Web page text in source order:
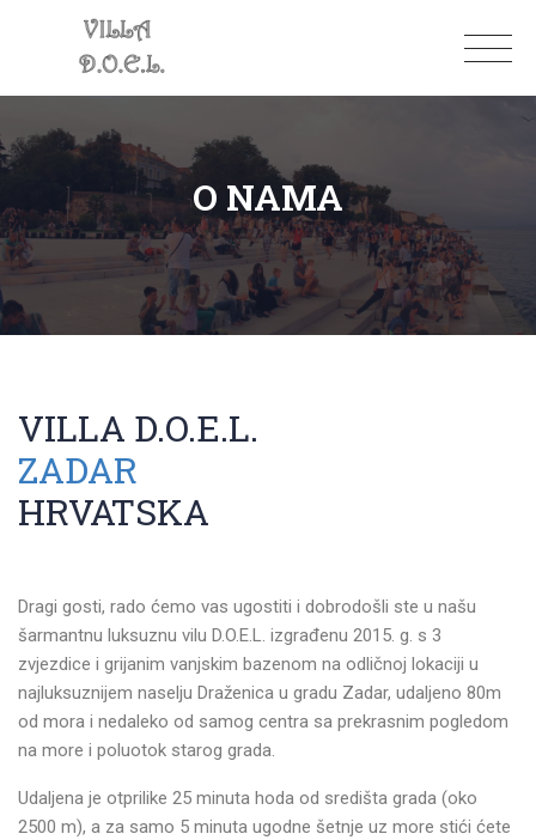
O NAMA
VILLA D.O.E.L.
ZADAR
HRVATSKA
Dragi gosti, rado ćemo vas ugostiti i dobrodošli ste u našu
šarmantnu luksuznu vilu D.O.E.L. izgrađenu 2015. g. s 3
zvjezdice i grijanim vanjskim bazenom na odličnoj lokaciji u
najluksuznijem naselju Draženica u gradu Zadar, udaljeno 80m
od mora i nedaleko od samog centra sa prekrasnim pogledom
na more i poluotok starog grada.
Udaljena je otprilike 25 minuta hoda od središta grada (oko
2500 m), a za samo 5 minuta ugodne šetnje uz more stići ćete